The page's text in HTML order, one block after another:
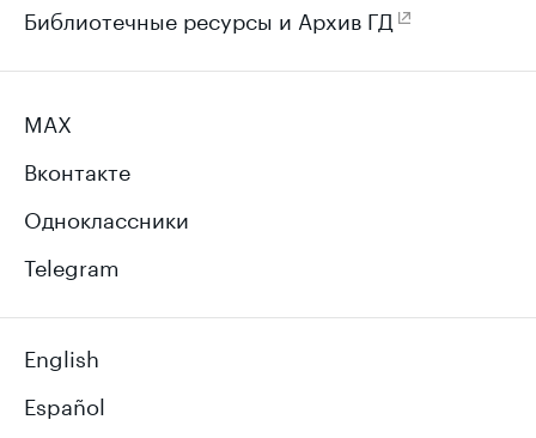
Библиотечные ресурсы и Архив ГД
MAX
Вконтакте
Одноклассники
Telegram
English
Español